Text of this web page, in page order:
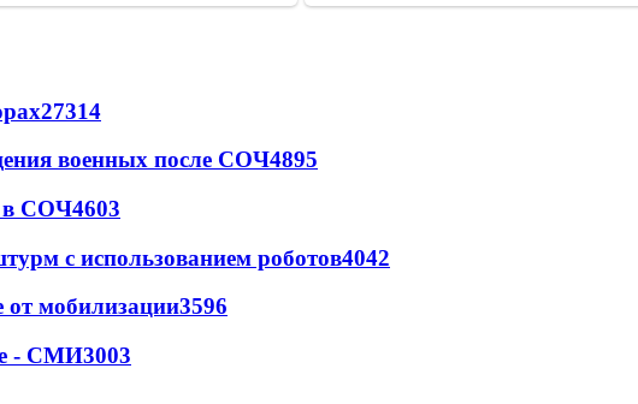
27314
военных после СОЧ4895
в СОЧ4603
с использованием роботов4042
от мобилизации3596
- СМИ3003